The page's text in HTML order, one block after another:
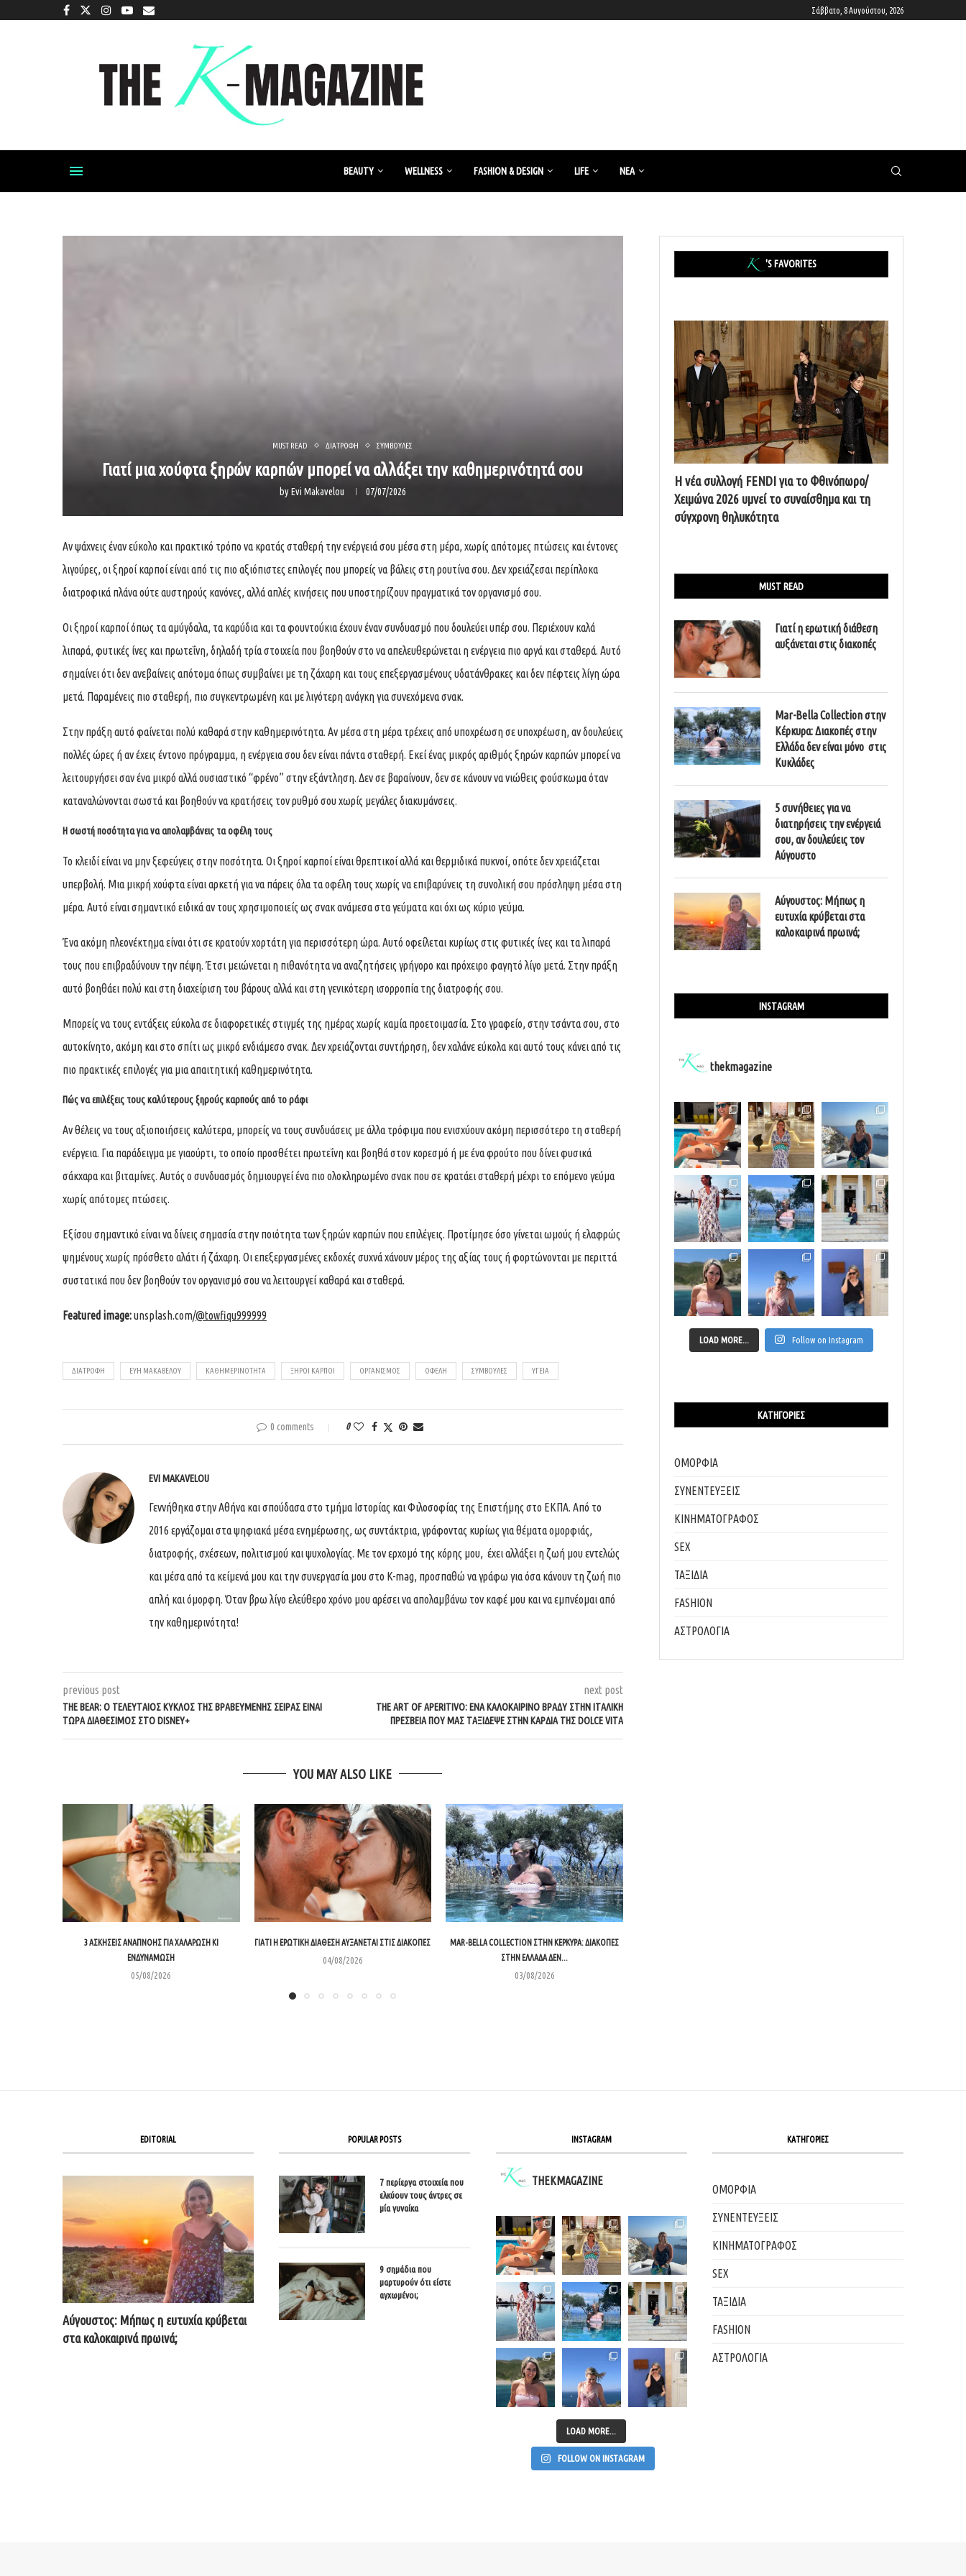
Σάββατο, 8 Αυγούστου, 2026
BEAUTY WELLNESS FASHION & DESIGN LIFE ΝΈΑ
MUST READ ΔΙΑΤΡΟΦΗ ΣΥΜΒΟΥΛΕΣ
Γιατί μια χούφτα ξηρών καρπών μπορεί να αλλάξει την καθημερινότητά σου
byEvi Makavelou 07/07/2026
Αν ψάχνεις έναν εύκολο και πρακτικό τρόπο να κρατάς σταθερή την ενέργειά σου μέσα στη μέρα, χωρίς απότομες πτώσεις και έντονες
λιγούρες, οι ξηροί καρποί είναι από τις πιο αξιόπιστες επιλογές που μπορείς να βάλεις στη ρουτίνα σου. Δεν χρειάζεσαι περίπλοκα
διατροφικά πλάνα ούτε αυστηρούς κανόνες, αλλά απλές κινήσεις που υποστηρίζουν πραγματικά τον οργανισμό σου.
Οι ξηροί καρποί όπως τα αμύγδαλα, τα καρύδια και τα φουντούκια έχουν έναν συνδυασμό που δουλεύει υπέρ σου. Περιέχουν καλά
λιπαρά, φυτικές ίνες και πρωτεΐνη, δηλαδή τρία στοιχεία που βοηθούν στο να απελευθερώνεται η ενέργεια πιο αργά και σταθερά. Αυτό
σημαίνει ότι δεν ανεβαίνεις απότομα όπως συμβαίνει με τη ζάχαρη και τους επεξεργασμένους υδατάνθρακες και δεν πέφτεις λίγη ώρα
μετά. Παραμένεις πιο σταθερή, πιο συγκεντρωμένη και με λιγότερη ανάγκη για συνεχόμενα σνακ.
Στην πράξη αυτό φαίνεται πολύ καθαρά στην καθημερινότητα. Αν μέσα στη μέρα τρέχεις από υποχρέωση σε υποχρέωση, αν δουλεύεις
πολλές ώρες ή αν έχεις έντονο πρόγραμμα, η ενέργεια σου δεν είναι πάντα σταθερή. Εκεί ένας μικρός αριθμός ξηρών καρπών μπορεί να
λειτουργήσει σαν ένα μικρό αλλά ουσιαστικό “φρένο” στην εξάντληση. Δεν σε βαραίνουν, δεν σε κάνουν να νιώθεις φούσκωμα όταν
καταναλώνονται σωστά και βοηθούν να κρατήσεις τον ρυθμό σου χωρίς μεγάλες διακυμάνσεις.
Η σωστή ποσότητα για να απολαμβάνεις τα οφέλη τους
Το κλειδί είναι να μην ξεφεύγεις στην ποσότητα. Οι ξηροί καρποί είναι θρεπτικοί αλλά και θερμιδικά πυκνοί, οπότε δεν χρειάζεται
υπερβολή. Μια μικρή χούφτα είναι αρκετή για να πάρεις όλα τα οφέλη τους χωρίς να επιβαρύνεις τη συνολική σου πρόσληψη μέσα στη
μέρα. Αυτό είναι σημαντικό ειδικά αν τους χρησιμοποιείς ως σνακ ανάμεσα στα γεύματα και όχι ως κύριο γεύμα.
Ένα ακόμη πλεονέκτημα είναι ότι σε κρατούν χορτάτη για περισσότερη ώρα. Αυτό οφείλεται κυρίως στις φυτικές ίνες και τα λιπαρά
τους που επιβραδύνουν την πέψη. Έτσι μειώνεται η πιθανότητα να αναζητήσεις γρήγορο και πρόχειρο φαγητό λίγο μετά. Στην πράξη
αυτό βοηθάει πολύ και στη διαχείριση του βάρους αλλά και στη γενικότερη ισορροπία της διατροφής σου.
Μπορείς να τους εντάξεις εύκολα σε διαφορετικές στιγμές της ημέρας χωρίς καμία προετοιμασία. Στο γραφείο, στην τσάντα σου, στο
αυτοκίνητο, ακόμη και στο σπίτι ως μικρό ενδιάμεσο σνακ. Δεν χρειάζονται συντήρηση, δεν χαλάνε εύκολα και αυτό τους κάνει από τις
πιο πρακτικές επιλογές για μια απαιτητική καθημερινότητα.
Πώς να επιλέξεις τους καλύτερους ξηρούς καρπούς από το ράφι
Αν θέλεις να τους αξιοποιήσεις καλύτερα, μπορείς να τους συνδυάσεις με άλλα τρόφιμα που ενισχύουν ακόμη περισσότερο τη σταθερή
ενέργεια. Για παράδειγμα με γιαούρτι, το οποίο προσθέτει πρωτεΐνη και βοηθά στον κορεσμό ή με ένα φρούτο που δίνει φυσικά
σάκχαρα και βιταμίνες. Αυτός ο συνδυασμός δημιουργεί ένα πιο ολοκληρωμένο σνακ που σε κρατάει σταθερή μέχρι το επόμενο γεύμα
χωρίς απότομες πτώσεις.
Εξίσου σημαντικό είναι να δίνεις σημασία στην ποιότητα των ξηρών καρπών που επιλέγεις. Προτίμησε όσο γίνεται ωμούς ή ελαφρώς
ψημένους χωρίς πρόσθετο αλάτι ή ζάχαρη. Οι επεξεργασμένες εκδοχές συχνά χάνουν μέρος της αξίας τους ή φορτώνονται με περιττά
συστατικά που δεν βοηθούν τον οργανισμό σου να λειτουργεί καθαρά και σταθερά.
Featured image:unsplash.com/@towfiqu999999
ΔΙΑΤΡΟΦΉ ΕΎΗ ΜΑΚΑΒΈΛΟΥ ΚΑΘΗΜΕΡΙΝΌΤΗΤΑ ΞΗΡΟΊ ΚΑΡΠΟΊ ΟΡΓΑΝΙΣΜΌΣ ΟΦΈΛΗ ΣΥΜΒΟΥΛΈΣ ΥΓΕΊΑ
0 comments 0
EVI MAKAVELOU
Γεννήθηκα στην Αθήνα και σπούδασα στο τμήμα Ιστορίας και Φιλοσοφίας της Επιστήμης στο ΕΚΠΑ. Από το
2016 εργάζομαι στα ψηφιακά μέσα ενημέρωσης, ως συντάκτρια, γράφοντας κυρίως για θέματα ομορφιάς,
διατροφής, σχέσεων, πολιτισμού και ψυχολογίας. Με τον ερχομό της κόρης μου, έχει αλλάξει η ζωή μου εντελώς
και μέσα από τα κείμενά μου και την συνεργασία μου στο K-mag, προσπαθώ να γράφω για όσα κάνουν τη ζωή πιο
απλή και όμορφη. Όταν βρω λίγο ελεύθερο χρόνο μου αρέσει να απολαμβάνω τον καφέ μου και να εμπνέομαι από
την καθημερινότητα!
previous post
THE BEAR: Ο ΤΕΛΕΥΤΑΊΟΣ ΚΎΚΛΟΣ ΤΗΣ ΒΡΑΒΕΥΜΈΝΗΣ ΣΕΙΡΆΣ ΕΊΝΑΙ
ΤΏΡΑ ΔΙΑΘΈΣΙΜΟΣ ΣΤΟ DISNEY+
next post
THE ART OF APERITIVO: ΈΝΑ ΚΑΛΟΚΑΙΡΙΝΌ ΒΡΆΔΥ ΣΤΗΝ ΙΤΑΛΙΚΉ
ΠΡΕΣΒΕΊΑ ΠΟΥ ΜΑΣ ΤΑΞΊΔΕΨΕ ΣΤΗΝ ΚΑΡΔΙΆ ΤΗΣ DOLCE VITA
YOU MAY ALSO LIKE
3 ΑΣΚΉΣΕΙΣ ΑΝΑΠΝΟΉΣ ΓΙΑ ΧΑΛΆΡΩΣΗ ΚΙ
ΕΝΔΥΝΆΜΩΣΗ
05/08/2026
ΓΙΑΤΊ Η ΕΡΩΤΙΚΉ ΔΙΆΘΕΣΗ ΑΥΞΆΝΕΤΑΙ ΣΤΙΣ ΔΙΑΚΟΠΈΣ
04/08/2026
MAR-BELLA COLLECTION ΣΤΗΝ ΚΈΡΚΥΡΑ: ΔΙΑΚΟΠΈΣ
ΣΤΗΝ ΕΛΛΆΔΑ ΔΕΝ...
03/08/2026
'S FAVORITES
Η νέα συλλογή FENDI για το Φθινόπωρο/
Χειμώνα 2026 υμνεί το συναίσθημα και τη
σύγχρονη θηλυκότητα
MUST READ
Γιατί η ερωτική διάθεση
αυξάνεται στις διακοπές
Mar-Bella Collection στην
Κέρκυρα: Διακοπές στην
Ελλάδα δεν είναι μόνο στις
Κυκλάδες
5 συνήθειες για να
διατηρήσεις την ενέργειά
σου, αν δουλεύεις τον
Αύγουστο
Αύγουστος: Μήπως η
ευτυχία κρύβεται στα
καλοκαιρινά πρωινά;
INSTAGRAM
thekmagazine
LOAD MORE... Follow on Instagram
ΚΑΤΗΓΟΡΊΕΣ
ΟΜΟΡΦΙΑ
ΣΥΝΕΝΤΕΥΞΕΙΣ
ΚΙΝΗΜΑΤΟΓΡΑΦΟΣ
SEX
ΤΑΞΙΔΙΑ
FASHION
ΑΣΤΡΟΛΟΓΙΑ
EDITORIAL
Αύγουστος: Μήπως η ευτυχία κρύβεται
στα καλοκαιρινά πρωινά;
POPULAR POSTS
7 περίεργα στοιχεία που
ελκύουν τους άντρες σε
μία γυναίκα
9 σημάδια που
μαρτυρούν ότι είστε
αγχωμένοι;
INSTAGRAM
THEKMAGAZINE
LOAD MORE...
FOLLOW ON INSTAGRAM
ΚΑΤΗΓΟΡΙΕΣ
ΟΜΟΡΦΙΑ
ΣΥΝΕΝΤΕΥΞΕΙΣ
ΚΙΝΗΜΑΤΟΓΡΑΦΟΣ
SEX
ΤΑΞΙΔΙΑ
FASHION
ΑΣΤΡΟΛΟΓΙΑ